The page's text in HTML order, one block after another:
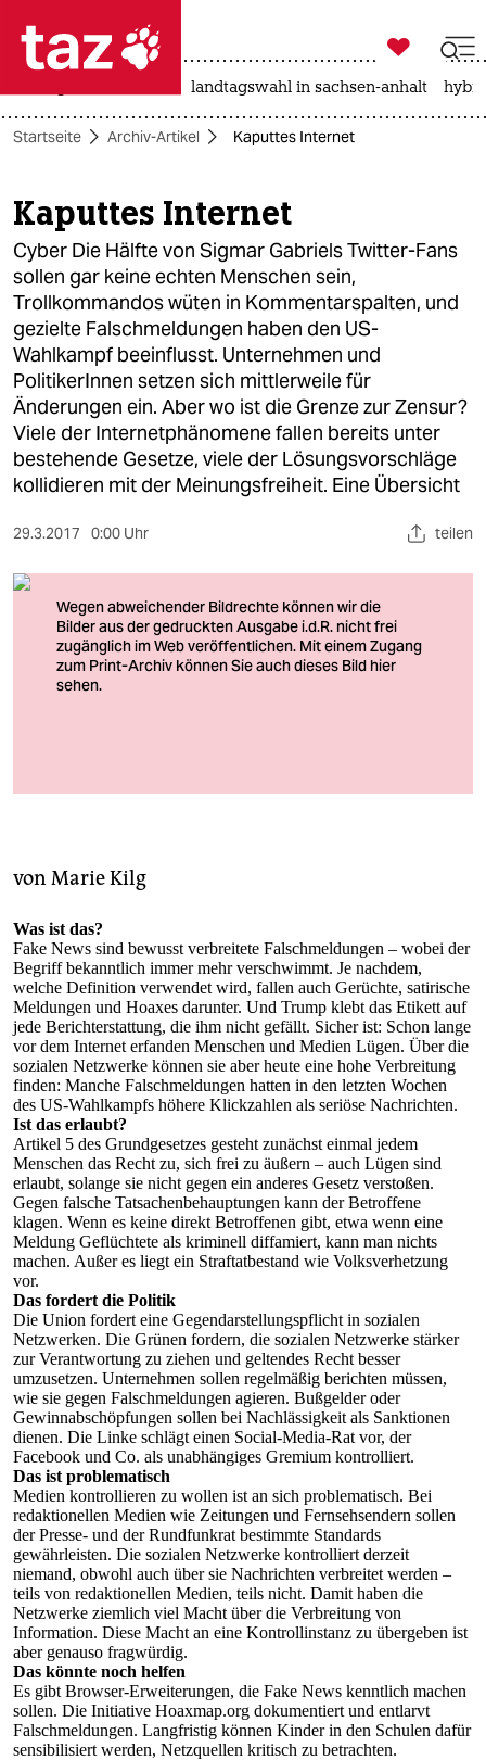
 taz zahl ich
taz zahl ich
themen
politik
öko
gesellschaft
kultur
sport
berlin
nord
wahrheit
verlag
verlag
genossenschaft
epaper login

taz zahl ich
landtagswahl in sachsen-anhalt
Startseite Archiv-Artikel Kaputtes Internet
Kaputtes Internet
Cyber Die Hälfte von Sigmar Gabriels Twitter-Fans
sollen gar keine echten Menschen sein,
Trollkommandos wüten in Kommentarspalten, und
gezielte Falschmeldungen haben den US-
Wahlkampf beeinflusst. Unternehmen und
PolitikerInnen setzen sich mittlerweile für
Änderungen ein. Aber wo ist die Grenze zur Zensur?
Viele der Internetphänomene fallen bereits unter
bestehende Gesetze, viele der Lösungsvorschläge
kollidieren mit der Meinungsfreiheit. Eine Übersicht
29.3.2017 0:00 Uhr teilen
von Marie Kilg
Was ist das?
Fake News sind bewusst verbreitete Falschmeldungen – wobei der
Begriff bekanntlich immer mehr verschwimmt. Je nachdem,
welche Definition verwendet wird, fallen auch Gerüchte, satirische
Meldungen und Hoaxes darunter. Und Trump klebt das Etikett auf
jede Berichterstattung, die ihm nicht gefällt. Sicher ist: Schon lange
vor dem Internet erfanden Menschen und Medien Lügen. Über die
sozialen Netzwerke können sie aber heute eine hohe Verbreitung
finden: Manche Falschmeldungen hatten in den letzten Wochen
des US-Wahlkampfs höhere Klickzahlen als seriöse Nachrichten.
Ist das erlaubt?
Artikel 5 des Grundgesetzes gesteht zunächst einmal jedem
Menschen das Recht zu, sich frei zu äußern – auch Lügen sind
erlaubt, solange sie nicht gegen ein anderes Gesetz verstoßen.
Gegen falsche Tatsachenbehauptungen kann der Betroffene
klagen. Wenn es keine direkt Betroffenen gibt, etwa wenn eine
Meldung Geflüchtete als kriminell diffamiert, kann man nichts
machen. Außer es liegt ein Straftatbestand wie Volksverhetzung
vor.
Das fordert die Politik
Die Union fordert eine Gegendarstellungspflicht in sozialen
Netzwerken. Die Grünen fordern, die sozialen Netzwerke stärker
zur Verantwortung zu ziehen und geltendes Recht besser
umzusetzen. Unternehmen sollen regelmäßig berichten müssen,
wie sie gegen Falschmeldungen agieren. Bußgelder oder
Gewinnabschöpfungen sollen bei Nachlässigkeit als Sanktionen
dienen. Die Linke schlägt einen Social-Media-Rat vor, der
Facebook und Co. als unabhängiges Gremium kontrolliert.
Das ist problematisch
Medien kontrollieren zu wollen ist an sich problematisch. Bei
redaktionellen Medien wie Zeitungen und Fernsehsendern sollen
der Presse- und der Rundfunkrat bestimmte Standards
gewährleisten. Die sozialen Netzwerke kontrolliert derzeit
niemand, obwohl auch über sie Nachrichten verbreitet werden –
teils von redaktionellen Medien, teils nicht. Damit haben die
Netzwerke ziemlich viel Macht über die Verbreitung von
Information. Diese Macht an eine Kontrollinstanz zu übergeben ist
aber genauso fragwürdig.
Das könnte noch helfen
Es gibt Browser-Erweiterungen, die Fake News kenntlich machen
sollen. Die Initiative Hoaxmap.org dokumentiert und entlarvt
Falschmeldungen. Langfristig können Kinder in den Schulen dafür
sensibilisiert werden, Netzquellen kritisch zu betrachten.